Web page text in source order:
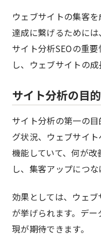
ウェブサイトの集客
達成に繋げるためには
サイト分析SEOの重
し、ウェブサイトの成
サイト分析の目
サイト分析の第一の
グ状況、ウェブサイ
機能していて、何が
し、集客アップにつな
効果としては、ウェ
が挙げられます。デ
現が期待できます。